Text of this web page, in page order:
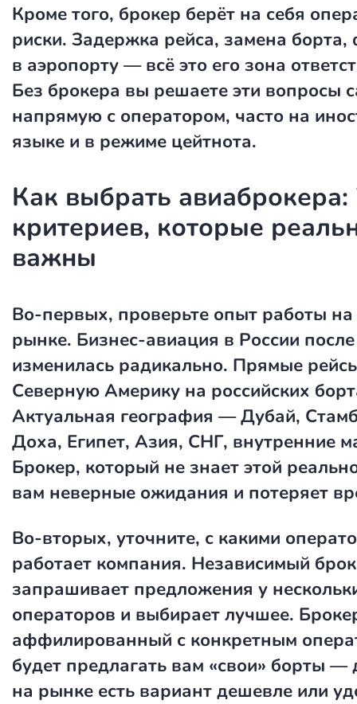
Кроме того, брокер берёт на себя
риски. Задержка рейса, замена
в аэропорту — всё это его зона
Без брокера вы решаете эти вопросы
напрямую с оператором, часто на
языке и в режиме цейтнота.
Как выбрать авиаброкера:
критериев, которые
важны
Во-первых, проверьте опыт работы на
рынке. Бизнес-авиация в России
изменилась радикально. Прямые
Северную Америку на российских
Актуальная география — Дубай,
Доха, Египет, Азия, СНГ, внутренние
Брокер, который не знает этой
вам неверные ожидания и потеряет
Во-вторых, уточните, с какими
работает компания. Независимый
запрашивает предложения у
операторов и выбирает лучшее.
аффилированный с конкретным
будет предлагать вам «свои» борты —
на рынке есть вариант дешевле или